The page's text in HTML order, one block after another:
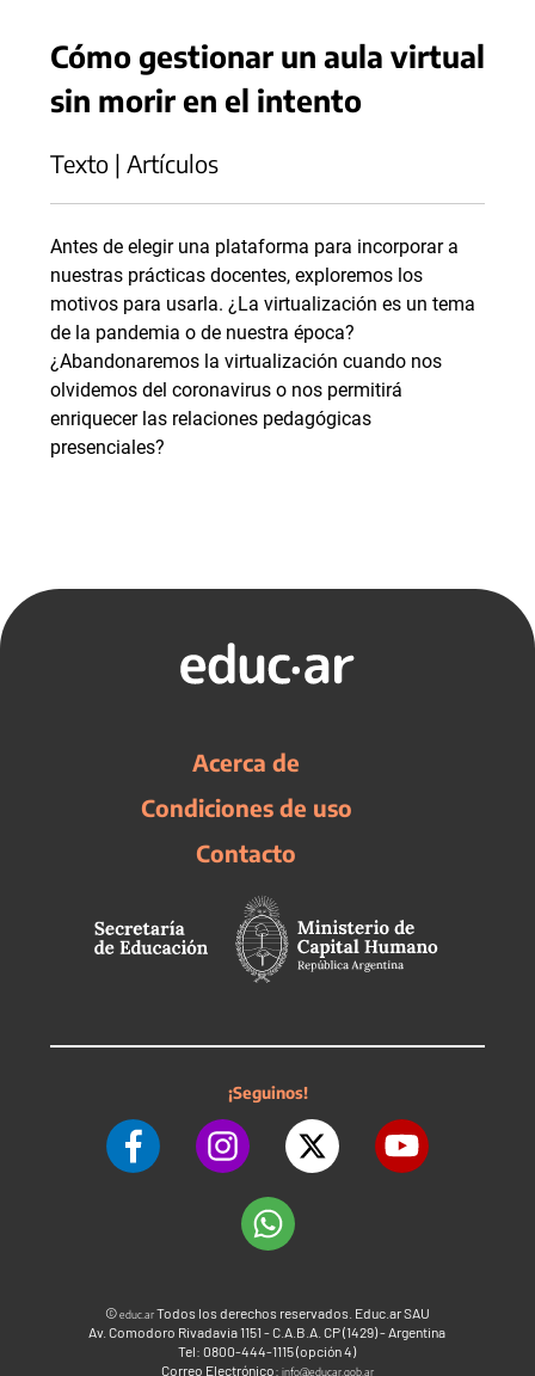
Cómo gestionar un aula virtual
sin morir en el intento
Texto | Artículos
Antes de elegir una plataforma para incorporar a
nuestras prácticas docentes, exploremos los
motivos para usarla. ¿La virtualización es un tema
de la pandemia o de nuestra época?
¿Abandonaremos la virtualización cuando nos
olvidemos del coronavirus o nos permitirá
enriquecer las relaciones pedagógicas
presenciales?
Acerca de
Condiciones de uso
Contacto
¡Seguinos!
©educ.arTodos los derechos reservados. Educ.ar SAU
Av. Comodoro Rivadavia 1151 - C.A.B.A. CP (1429) - Argentina
Tel: 0800-444-1115 (opción 4)
Correo Electrónico: info@educar.gob.ar